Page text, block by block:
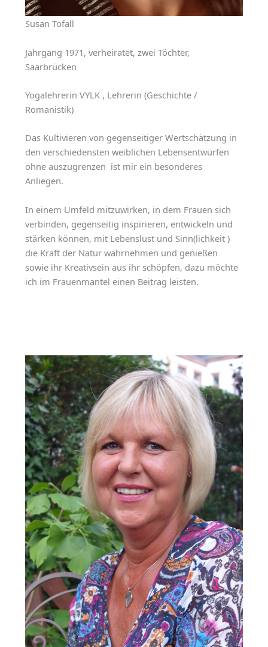
Susan Tofall
Jahrgang 1971, verheiratet, zwei Töchter,
Saarbrücken
Yogalehrerin VYLK , Lehrerin (Geschichte /
Romanistik)
Das Kultivieren von gegenseitiger Wertschätzung in
den verschiedensten weiblichen Lebensentwürfen
ohne auszugrenzen ist mir ein besonderes
Anliegen.
In einem Umfeld mitzuwirken, in dem Frauen sich
verbinden, gegenseitig inspirieren, entwickeln und
stärken können, mit Lebenslust und Sinn(lichkeit )
die Kraft der Natur wahrnehmen und genießen
sowie ihr Kreativsein aus ihr schöpfen, dazu möchte
ich im Frauenmantel einen Beitrag leisten.